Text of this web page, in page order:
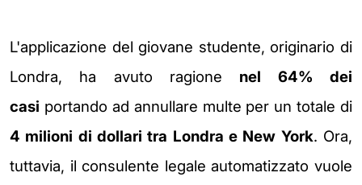
L'applicazione del giovane studente, originario di
Londra, ha avuto ragione nel 64% dei
casi portando ad annullare multe per un totale di
4 milioni di dollari tra Londra e New York. Ora,
tuttavia, il consulente legale automatizzato vuole